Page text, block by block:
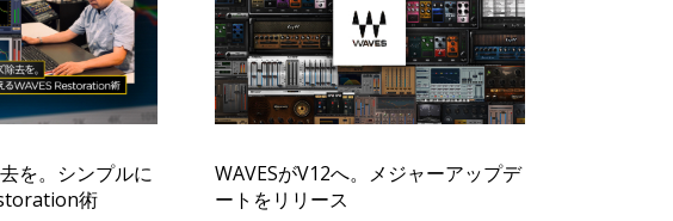
を。シンプルに
術
WAVESがV12へ。メジャーアップデ
ートをリリース